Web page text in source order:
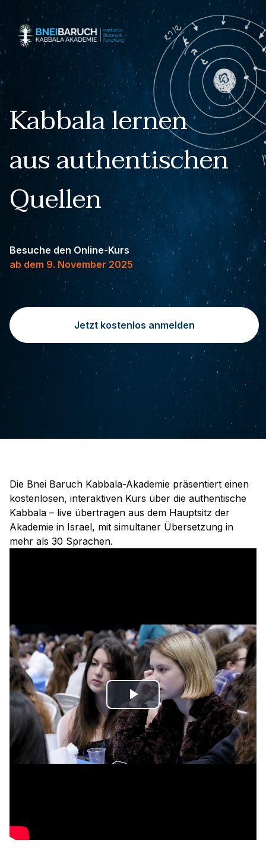
Kabbala lernen
aus authentischen
Quellen
Besuche den Online-Kurs
ab dem 9. November 2025
Jetzt kostenlos anmelden
Die Bnei Baruch Kabbala-Akademie präsentiert einen
kostenlosen, interaktiven Kurs über die authentische
Kabbala – live übertragen aus dem Hauptsitz der
Akademie in Israel, mit simultaner Übersetzung in
mehr als 30 Sprachen.
Play
Video